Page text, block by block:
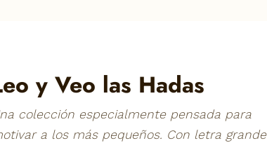
y Veo las Hadas
colección especialmente pensada para
a los más pequeños. Con letra grande